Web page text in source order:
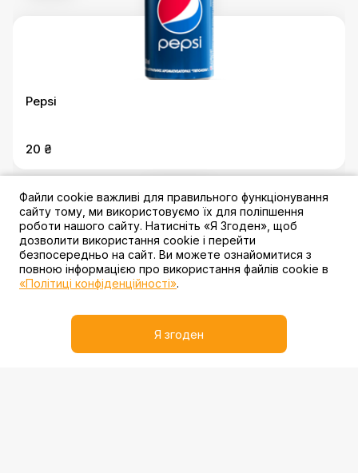
Pepsi
20 ₴
3 акції
Файли cookie важливі для правильного функціонування
сайту тому, ми використовуємо їх для поліпшення
роботи нашого сайту. Натисніть «Я Згоден», щоб
дозволити використання cookie і перейти
безпосередньо на сайт. Ви можете ознайомитися з
повною інформацією про використання файлів cookie в
«Політиці конфіденційності».
Я згоден